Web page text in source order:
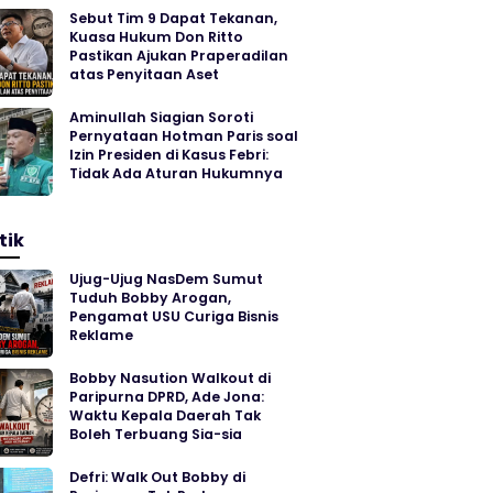
Sebut Tim 9 Dapat Tekanan,
Kuasa Hukum Don Ritto
Pastikan Ajukan Praperadilan
atas Penyitaan Aset
Aminullah Siagian Soroti
Pernyataan Hotman Paris soal
Izin Presiden di Kasus Febri:
Tidak Ada Aturan Hukumnya
Ujug-Ujug NasDem Sumut
Tuduh Bobby Arogan,
Pengamat USU Curiga Bisnis
Reklame
Bobby Nasution Walkout di
Paripurna DPRD, Ade Jona:
Waktu Kepala Daerah Tak
Boleh Terbuang Sia-sia
Defri: Walk Out Bobby di